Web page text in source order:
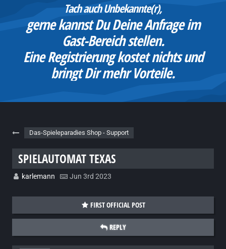
Tach auch Unbekannte(r),
gerne kannst Du Deine Anfrage im
Gast-Bereich stellen.
Eine Registrierung kostet nichts und
bringt Dir mehr Vorteile.
Das-Spieleparadies Shop - Support
SPIELAUTOMAT TEXAS
karlemann Jun 3rd 2023
FIRST OFFICIAL POST
REPLY